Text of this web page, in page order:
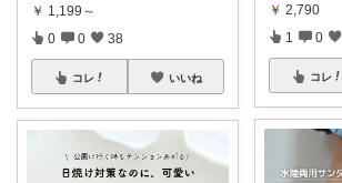
￥ 1,199～
0 0 38
コレ いいね
￥ 2,790
1 0
コレ